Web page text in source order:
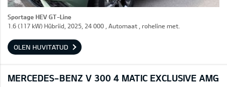
Sportage HEV GT-Line
1.6 (117 kW) Hübriid, 2025, 24 000 , Automaat , roheline met.
OLEN HUVITATUD
MERCEDES-BENZ V 300 4 MATIC EXCLUSIVE AMG